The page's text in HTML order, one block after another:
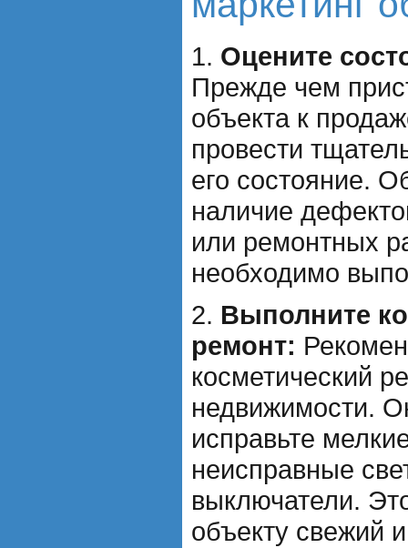
1. Оцените
Прежде чем
объекта к
провести
его состояние.
наличие
или ремонтных
необходимо
2. Выполните
ремонт:
косметический
недвижимости.
исправьте
неисправные
выключатели.
объекту свежий